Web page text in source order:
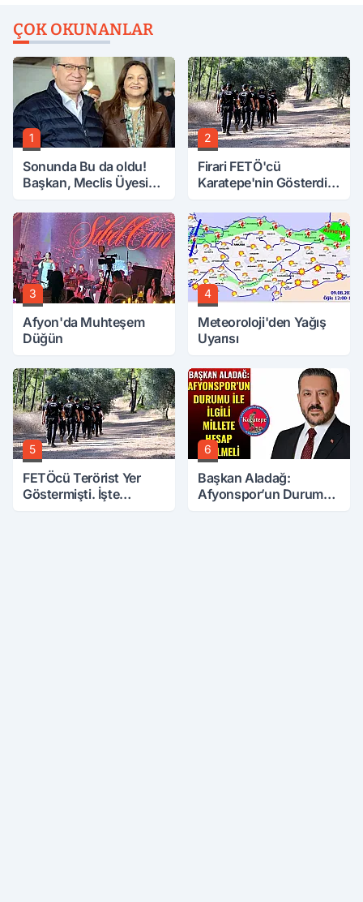
ÇOK OKUNANLAR
1
Sonunda Bu da oldu!
Başkan, Meclis Üyesini
Attırdı
2
Firari FETÖ'cü
Karatepe'nin Gösterdiği
Aranıyor
3
Afyon'da Muhteşem
Düğün
4
Meteoroloji'den Yağış
Uyarısı
5
FETÖcü Terörist Yer
Göstermişti. İşte
6
Başkan Aladağ:
Afyonspor’un Durumu